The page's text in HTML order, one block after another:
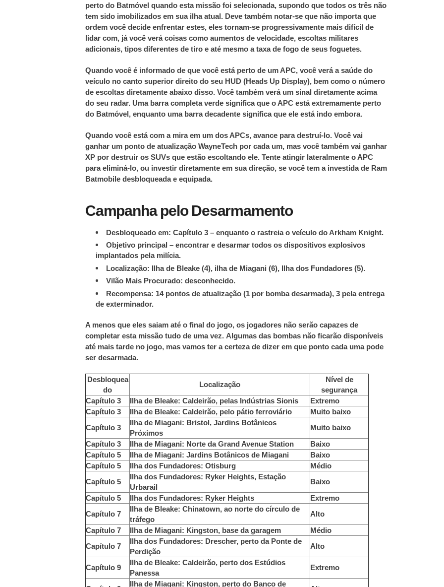
perto do Batmóvel quando esta missão foi selecionada, supondo que todos os três não
tem sido imobilizados em sua ilha atual. Deve também notar-se que não importa que
ordem você decide enfrentar estes, eles tornam-se progressivamente mais difícil de
lidar com, já você verá coisas como aumentos de velocidade, escoltas militares
adicionais, tipos diferentes de tiro e até mesmo a taxa de fogo de seus foguetes.
Quando você é informado de que você está perto de um APC, você verá a saúde do
veículo no canto superior direito do seu HUD (Heads Up Display), bem como o número
de escoltas diretamente abaixo disso. Você também verá um sinal diretamente acima
do seu radar. Uma barra completa verde significa que o APC está extremamente perto
do Batmóvel, enquanto uma barra decadente significa que ele está indo embora.
Quando você está com a mira em um dos APCs, avance para destruí-lo. Você vai
ganhar um ponto de atualização WayneTech por cada um, mas você também vai ganhar
XP por destruir os SUVs que estão escoltando ele. Tente atingir lateralmente o APC
para eliminá-lo, ou investir diretamente em sua direção, se você tem a investida de Ram
Batmobile desbloqueada e equipada.
Campanha pelo Desarmamento
Desbloqueado em: Capítulo 3 – enquanto o rastreia o veículo do Arkham Knight.
Objetivo principal – encontrar e desarmar todos os dispositivos explosivos
implantados pela milícia.
Localização: Ilha de Bleake (4), ilha de Miagani (6), Ilha dos Fundadores (5).
Vilão Mais Procurado: desconhecido.
Recompensa: 14 pontos de atualização (1 por bomba desarmada), 3 pela entrega
de exterminador.
A menos que eles saiam até o final do jogo, os jogadores não serão capazes de
completar esta missão tudo de uma vez. Algumas das bombas não ficarão disponíveis
até mais tarde no jogo, mas vamos ter a certeza de dizer em que ponto cada uma pode
ser desarmada.
Desbloquea
do
Localização
Nível de
segurança
Capítulo 3
Ilha de Bleake: Caldeirão, pelas Indústrias Sionis
Extremo
Capítulo 3
Ilha de Bleake: Caldeirão, pelo pátio ferroviário
Muito baixo
Capítulo 3
Ilha de Miagani: Bristol, Jardins Botânicos
Próximos
Muito baixo
Capítulo 3
Ilha de Miagani: Norte da Grand Avenue Station
Baixo
Capítulo 5
Ilha de Miagani: Jardins Botânicos de Miagani
Baixo
Capítulo 5
Ilha dos Fundadores: Otisburg
Médio
Capítulo 5
Ilha dos Fundadores: Ryker Heights, Estação
Urbarail
Baixo
Capítulo 5
Ilha dos Fundadores: Ryker Heights
Extremo
Capítulo 7
Ilha de Bleake: Chinatown, ao norte do círculo de
tráfego
Alto
Capítulo 7
Ilha de Miagani: Kingston, base da garagem
Médio
Capítulo 7
Ilha dos Fundadores: Drescher, perto da Ponte de
Perdição
Alto
Capítulo 9
Ilha de Bleake: Caldeirão, perto dos Estúdios
Panessa
Extremo
Ilha de Miagani: Kingston, perto do Banco de